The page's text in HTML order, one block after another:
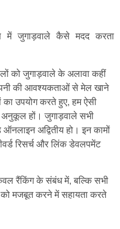
में जुगाड़वाले कैसे मदद करता
को जुगाड़वाले के अलावा कहीं
की आवश्यकताओं से मेल खाने
उपयोग करते हुए, हम ऐसी
अनुकूल हों। जुगाड़वाले सभी
अद्वितीय हो। इन कामों
रिसर्च और लिंक डेवलपमेंट
रैंकिंग के संबंध में, बल्कि सभी
मजबूत करने में सहायता करते